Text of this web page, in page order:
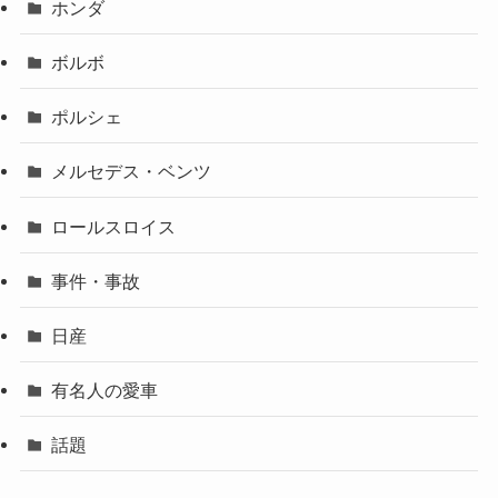
ホンダ
ボルボ
ポルシェ
メルセデス・ベンツ
ロールスロイス
事件・事故
日産
有名人の愛車
話題